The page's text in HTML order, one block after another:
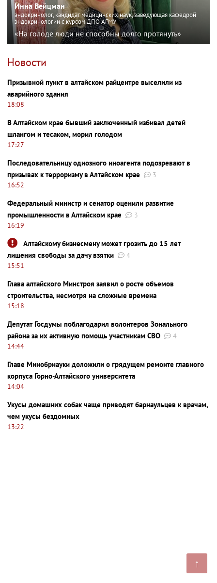
↑
Инна Вейцман
эндокринолог, кандидат медицинских наук, заведующая кафедрой
эндокринологии с курсом ДПО АГМУ
«На голоде люди не способны долго протянуть»
Новости
Призывной пункт в алтайском райцентре выселили из
аварийного здания
18:08
В Алтайском крае бывший заключенный избивал детей
шлангом и тесаком, морил голодом
17:27
Последовательницу одиозного иноагента подозревают в
призывах к терроризму в Алтайском крае
3
16:52
Федеральный министр и сенатор оценили развитие
промышленности в Алтайском крае
3
16:19
Алтайскому бизнесмену может грозить до 15 лет
лишения свободы за дачу взятки
4
15:51
Глава алтайского Минстроя заявил о росте объемов
строительства, несмотря на сложные времена
15:18
Депутат Госдумы поблагодарил волонтеров Зонального
района за их активную помощь участникам СВО
4
14:44
Главе Минобрнауки доложили о грядущем ремонте главного
корпуса Горно-Алтайского университета
14:04
Укусы домашних собак чаще приводят барнаульцев к врачам,
чем укусы бездомных
13:22